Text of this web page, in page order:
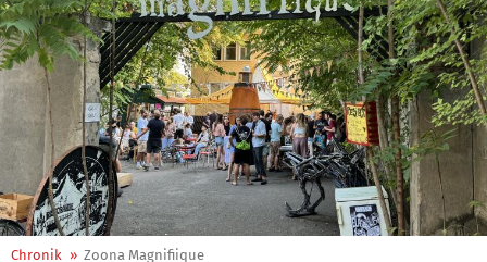
Chronik » Zoona Magnifiique